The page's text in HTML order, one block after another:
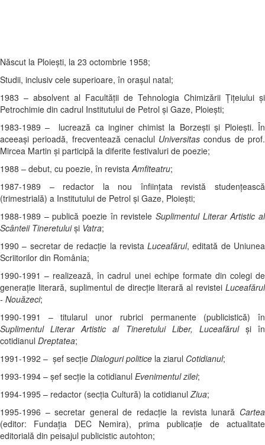
Născut la Ploieşti, la 23 octombrie 1958;
Studii, inclusiv cele superioare, în oraşul natal;
1983 – absolvent al Facultăţii de Tehnologia Chimizării Ţiţeiului şi
Petrochimie din cadrul Institutului de Petrol şi Gaze, Ploieşti;
1983-1989 – lucrează ca inginer chimist la Borzeşti şi Ploieşti. În
aceeaşi perioadă, frecventează cenaclul Universitascondus de prof.
Mircea Martin şi participă la diferite festivaluri de poezie;
1988 – debut, cu poezie, în revistaAmfiteatru;
1987-1989 – redactor la nou înfiinţata revistă studenţească
(trimestrială) a Institutului de Petrol şi Gaze, Ploieşti;
1988-1989 – publică poezie în revistele Suplimentul Literar Artistic al
Scânteii Tineretuluişi Vatra;
1990 – secretar de redacţie la revistaLuceafărul, editată de Uniunea
Scriitorilor din România;
1990-1991 – realizează, în cadrul unei echipe formate din colegi de
generaţie literară, suplimentul de direcţie literară al revistei Luceafărul
- Nouăzeci;
1990-1991 – titularul unor rubrici permanente (publicistică) în
Suplimentul Literar Artistic al Tineretului Liber, Luceafărul şi în
cotidianul Dreptatea;
1991-1992 – şef secţie Dialoguri politice la ziarul Cotidianul;
1993-1994 – şef secţie la cotidianul Evenimentul zilei;
1994-1995 – redactor (secţia Cultură) la cotidianulZiua;
1995-1996 – secretar general de redacţie la revista lunară Cartea
(editor: Fundaţia DEC Nemira), prima publicaţie de actualitate
editorială din peisajul publicistic autohton;